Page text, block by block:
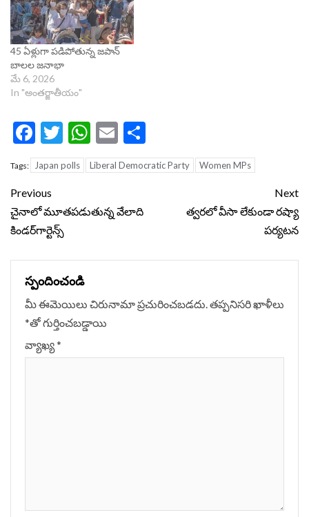
45 ఏళ్లుగా పడిపోతున్న జపాన్
బాలల జనాభా
మే 6, 2026
In "అంతర్జాతీయం"
Facebook
Twitter
WhatsApp
Email
Tags: Japan polls Liberal Democratic Party Women MPs
Continue
Reading
Previous
చైనాలో మూతపడుతున్న వేలాది
కిండర్‌గార్టెన్స్‌
Next
త్వరలో వీసా లేకుండా రష్యా
పర్యటన
స్పందించండి
మీ ఈమెయిలు చిరునామా ప్రచురించబడదు.తప్పనిసరి ఖాళీలు
*‌తో గుర్తించబడ్డాయి
వ్యాఖ్య*